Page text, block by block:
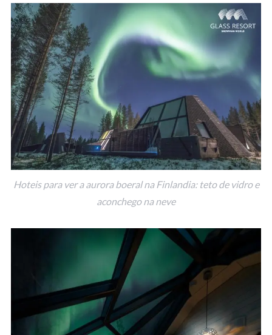
Hoteis para ver a aurora boeral na Finlandia: teto de vidro e
aconchego na neve